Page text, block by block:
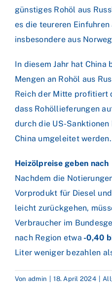
günstiges Rohöl aus
es die teureren Einfuhren
insbesondere aus
In diesem Jahr hat
Mengen an Rohöl aus
Reich der Mitte profitiert
dass Rohöllieferungen
durch die US-
China umgeleitet werden.
Heizölpreise geben nach
Nachdem die
Vorprodukt für Diesel
leicht zurückgehen,
Verbraucher im
nach Region etwa -0,40
Liter weniger bezahlen
Von admin 18. April 2024